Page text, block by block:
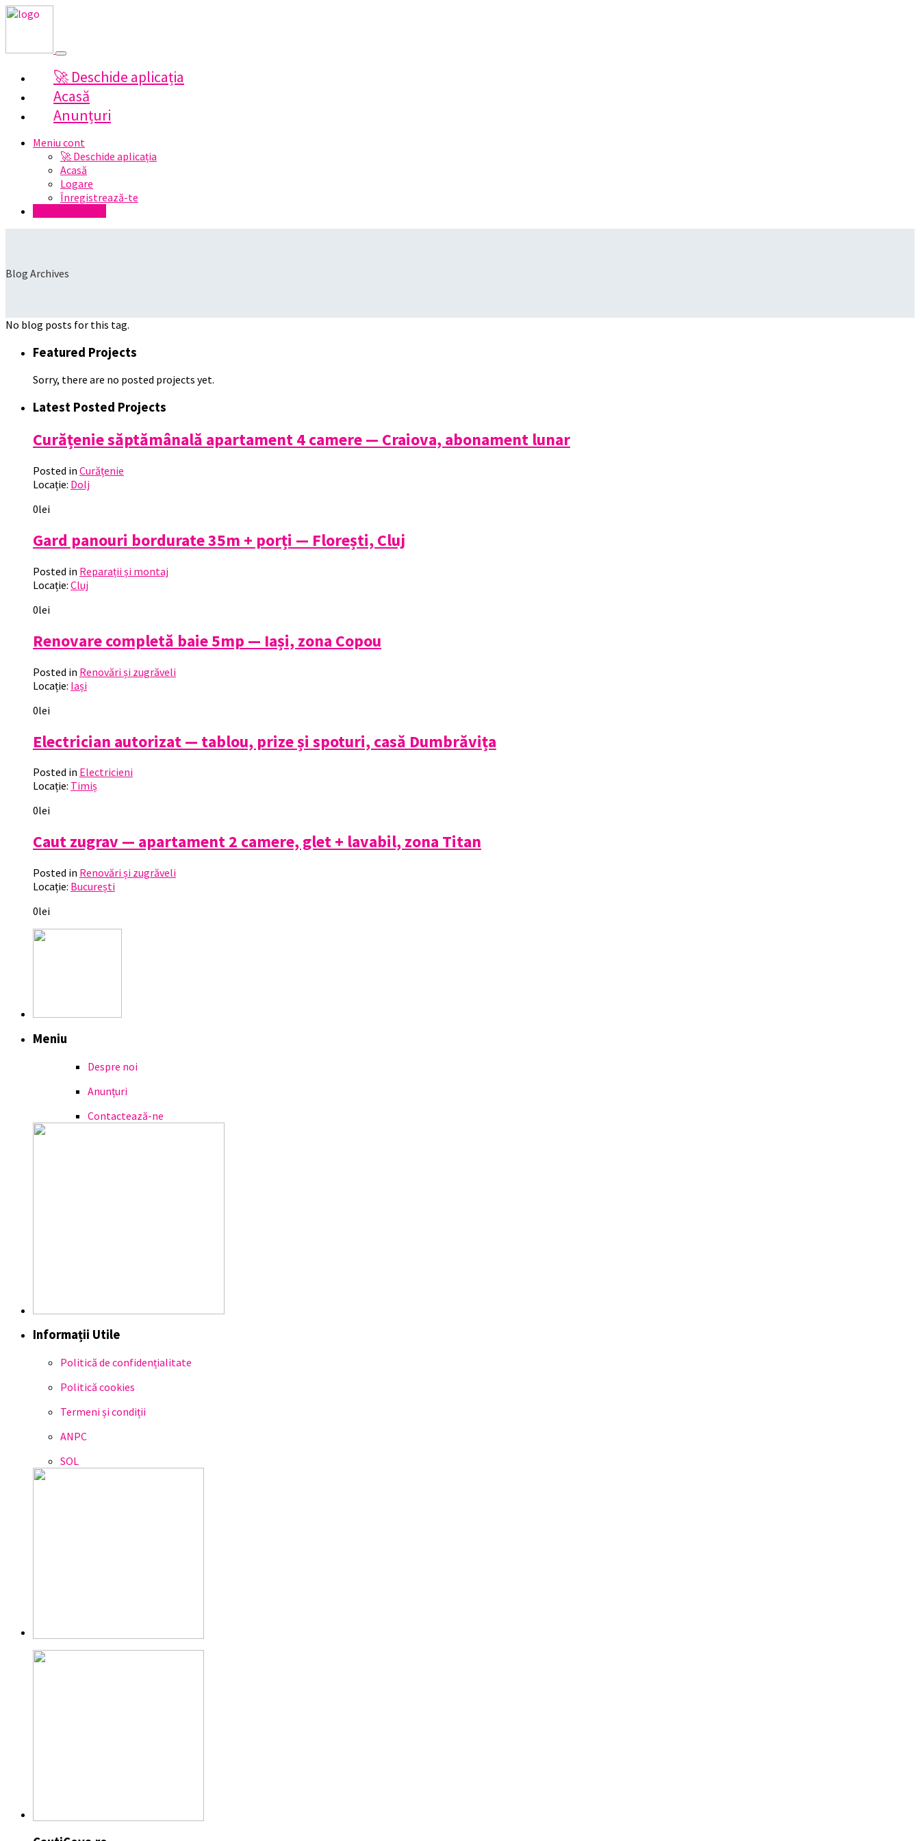
🚀 Deschide aplicația
Acasă
Anunțuri
Meniu cont
🚀 Deschide aplicația
Acasă
Logare
Înregistrează-te
Blog Archives
No blog posts for this tag.
Featured Projects
Sorry, there are no posted projects yet.
Latest Posted Projects
Curățenie săptămânală apartament 4 camere — Craiova, abonament lunar
Posted in Curățenie
Locație: Dolj
0lei
Gard panouri bordurate 35m + porți — Florești, Cluj
Posted in Reparații și montaj
Locație: Cluj
0lei
Renovare completă baie 5mp — Iași, zona Copou
Posted in Renovări și zugrăveli
Locație: Iași
0lei
Electrician autorizat — tablou, prize și spoturi, casă Dumbrăvița
Posted in Electricieni
Locație: Timiș
0lei
Caut zugrav — apartament 2 camere, glet + lavabil, zona Titan
Posted in Renovări și zugrăveli
Locație: București
0lei
Meniu
Despre noi
Anunțuri
Contactează-ne
Informații Utile
Politică de confidențialitate
Politică cookies
Termeni și condiții
ANPC
SOL